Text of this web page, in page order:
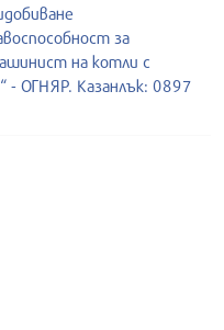
за
на котли с
- ОГНЯР. Казанлък: 0897